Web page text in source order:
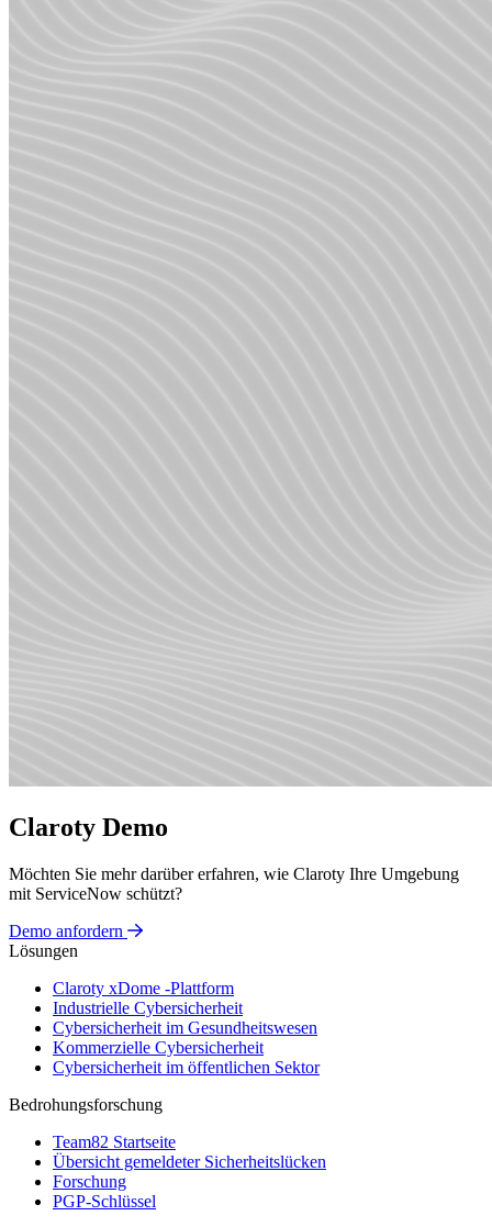
Claroty Demo
Möchten Sie mehr darüber erfahren, wie Claroty Ihre Umgebung
mit ServiceNow schützt?
Demo anfordern
Lösungen
Claroty xDome -Plattform
Industrielle Cybersicherheit
Cybersicherheit im Gesundheitswesen
Kommerzielle Cybersicherheit
Cybersicherheit im öffentlichen Sektor
Bedrohungsforschung
Team82 Startseite
Übersicht gemeldeter Sicherheitslücken
Forschung
PGP-Schlüssel